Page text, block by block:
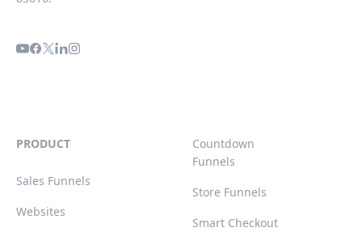
PRODUCT
Sales Funnels
Websites
Countdown
Funnels
Store Funnels
Smart Checkout